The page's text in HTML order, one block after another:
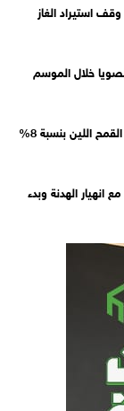
استيراد الغاز
خلال الموسم
ارتفاع صادرات الاتحاد الأوروبي من القمح اللين بنسبة 8%
الأوروبي تقفز بنحو 9% مع انهيار الهدنة وبدء